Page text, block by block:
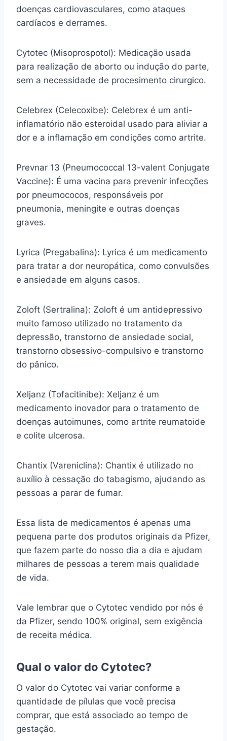
doenças cardiovasculares, como ataques
cardíacos e derrames.
Cytotec (Misoprospotol): Medicação usada
para realização de aborto ou indução do parte,
sem a necessidade de procesimento cirurgico.
Celebrex (Celecoxibe): Celebrex é um anti-
inflamatório não esteroidal usado para aliviar a
dor e a inflamação em condições como artrite.
Prevnar 13 (Pneumococcal 13-valent Conjugate
Vaccine): É uma vacina para prevenir infecções
por pneumococos, responsáveis por
pneumonia, meningite e outras doenças
graves.
Lyrica (Pregabalina): Lyrica é um medicamento
para tratar a dor neuropática, como convulsões
e ansiedade em alguns casos.
Zoloft (Sertralina): Zoloft é um antidepressivo
muito famoso utilizado no tratamento da
depressão, transtorno de ansiedade social,
transtorno obsessivo-compulsivo e transtorno
do pânico.
Xeljanz (Tofacitinibe): Xeljanz é um
medicamento inovador para o tratamento de
doenças autoimunes, como artrite reumatoide
e colite ulcerosa.
Chantix (Vareniclina): Chantix é utilizado no
auxílio à cessação do tabagismo, ajudando as
pessoas a parar de fumar.
Essa lista de medicamentos é apenas uma
pequena parte dos produtos originais da Pfizer,
que fazem parte do nosso dia a dia e ajudam
milhares de pessoas a terem mais qualidade
de vida.
Vale lembrar que o Cytotec vendido por nós é
da Pfizer, sendo 100% original, sem exigência
de receita médica.
Qual o valor do Cytotec?
O valor do Cytotec vai variar conforme a
quantidade de pílulas que você precisa
comprar, que está associado ao tempo de
gestação.